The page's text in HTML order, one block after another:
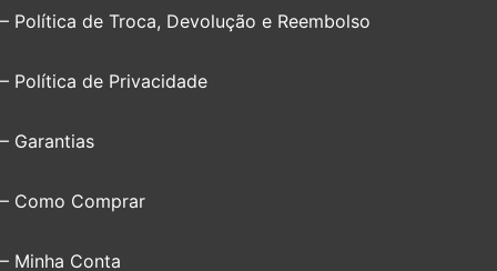
– Política de Troca, Devolução e Reembolso
– Política de Privacidade
– Garantias
– Como Comprar
– Minha Conta